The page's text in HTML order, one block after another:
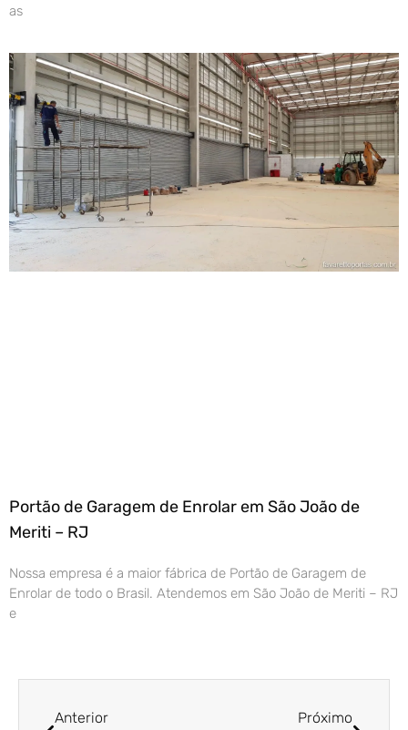
as
Portão de Garagem de Enrolar em São João de
Meriti – RJ
Nossa empresa é a maior fábrica de Portão de Garagem de
Enrolar de todo o Brasil. Atendemos em São João de Meriti – RJ
e
Anterior Próximo